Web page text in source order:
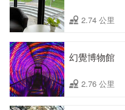
2.74 公里
幻覺博物館
2.76 公里